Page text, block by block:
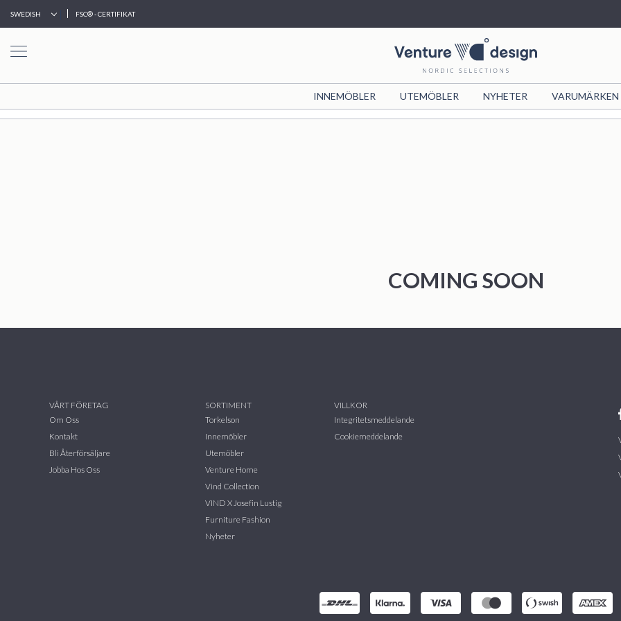
SWEDISH FSC® - CERTIFIKAT
INNEMÖBLER UTEMÖBLER NYHETER VARUMÄRKEN
HEM
VIND
VIND X JOSEFIN
FURNITURE
NYHETER
COMING SOON
VÅRT FÖRETAG
Om Oss
Kontakt
Bli Återförsäljare
Jobba Hos Oss
SORTIMENT
Torkelson
Innemöbler
Utemöbler
Venture Home
Vind Collection
VIND X Josefin Lustig
Furniture Fashion
Nyheter
VILLKOR
Integritetsmeddelande
Cookiemeddelande